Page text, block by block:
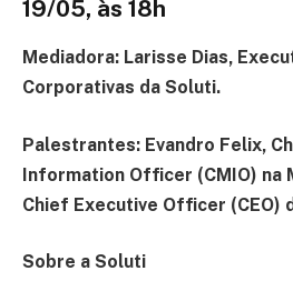
19/05, às 18h
Mediadora: Larisse Dias,
Corporativas da Soluti.
Palestrantes: Evandro Felix,
Information Officer (CMIO) na
Chief Executive Officer (CEO)
Sobre a Soluti